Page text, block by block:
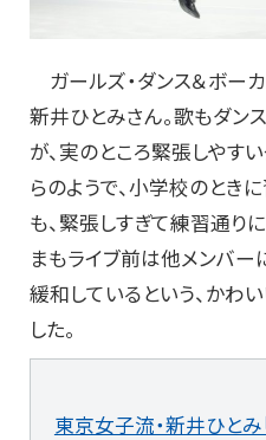
ガールズ・ダンス＆ボー
新井ひとみさん。歌もダン
が、実のところ緊張しやす
らのようで、小学校のとき
も、緊張しすぎて練習通り
まもライブ前は他メンバ
緩和しているという、かわ
した。
東京女子流・新井ひと